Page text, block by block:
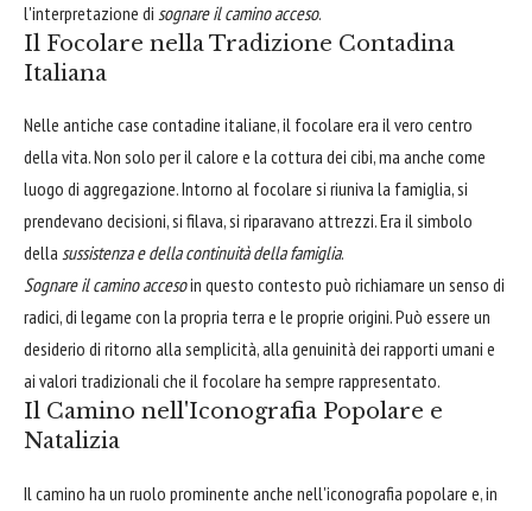
l'interpretazione di sognare il camino acceso.
Il Focolare nella Tradizione Contadina
Italiana
Nelle antiche case contadine italiane, il focolare era il vero centro
della vita. Non solo per il calore e la cottura dei cibi, ma anche come
luogo di aggregazione. Intorno al focolare si riuniva la famiglia, si
prendevano decisioni, si filava, si riparavano attrezzi. Era il simbolo
della sussistenza e della continuità della famiglia.
Sognare il camino accesoin questo contesto può richiamare un senso di
radici, di legame con la propria terra e le proprie origini. Può essere un
desiderio di ritorno alla semplicità, alla genuinità dei rapporti umani e
ai valori tradizionali che il focolare ha sempre rappresentato.
Il Camino nell'Iconografia Popolare e
Natalizia
Il camino ha un ruolo prominente anche nell'iconografia popolare e, in